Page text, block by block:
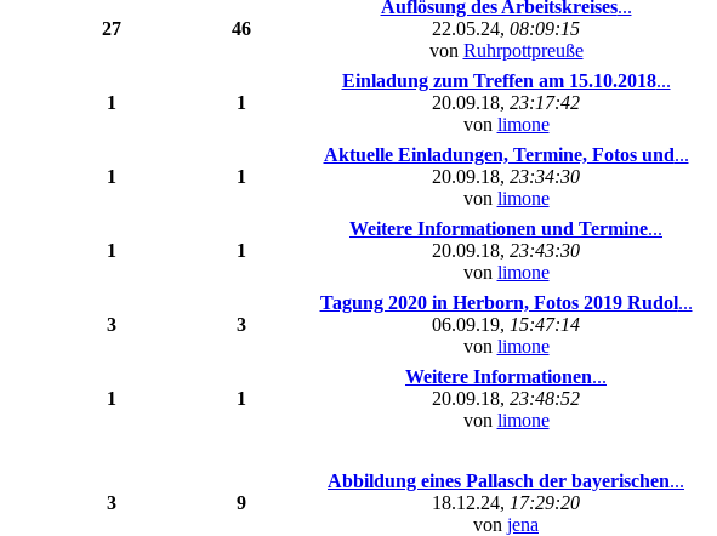
27 46
Auflösung des Arbeitskreises...
22.05.24, 08:09:15
von Ruhrpottpreuße
1 1
Einladung zum Treffen am 15.10.2018...
20.09.18, 23:17:42
von limone
1 1
Aktuelle Einladungen, Termine, Fotos und...
20.09.18, 23:34:30
von limone
1 1
Weitere Informationen und Termine...
20.09.18, 23:43:30
von limone
3 3
Tagung 2020 in Herborn, Fotos 2019 Rudol...
06.09.19, 15:47:14
von limone
1 1
Weitere Informationen...
20.09.18, 23:48:52
von limone
3 9
Abbildung eines Pallasch der bayerischen...
18.12.24, 17:29:20
von jena